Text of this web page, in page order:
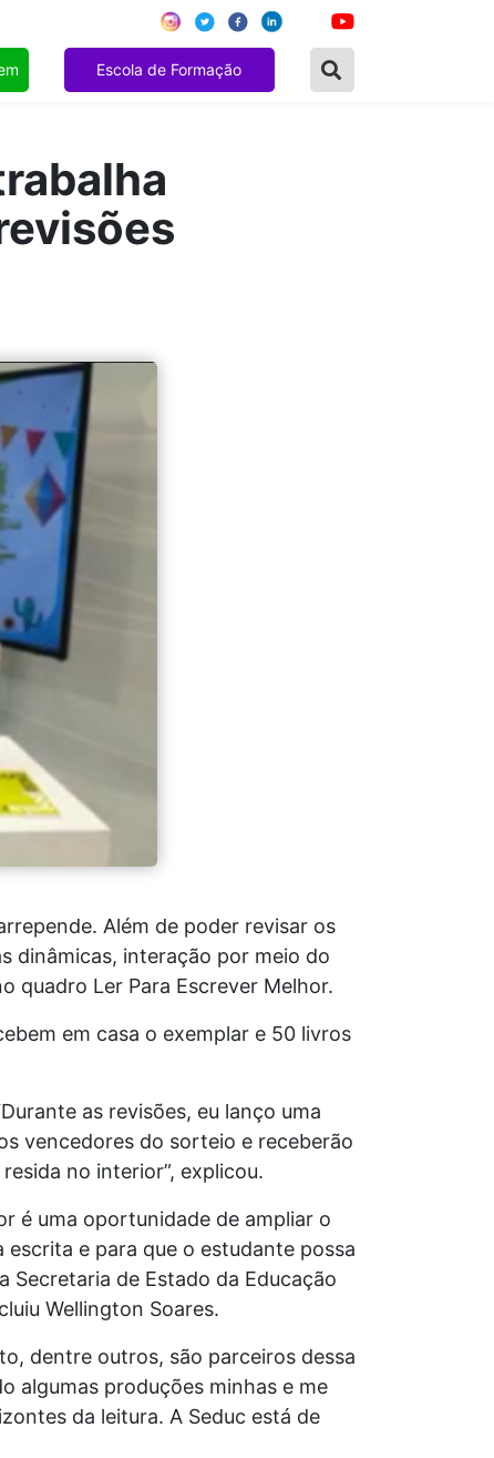
Escola de Formação
Além de poder revisar os
dinâmicas, interação por meio do
quadro Ler Para Escrever Melhor.
em casa o exemplar e 50 livros
as revisões, eu lanço uma
vencedores do sorteio e receberão
no interior”, explicou.
é uma oportunidade de ampliar o
e para que o estudante possa
Secretaria de Estado da Educação
Wellington Soares.
dentre outros, são parceiros dessa
algumas produções minhas e me
da leitura. A Seduc está de